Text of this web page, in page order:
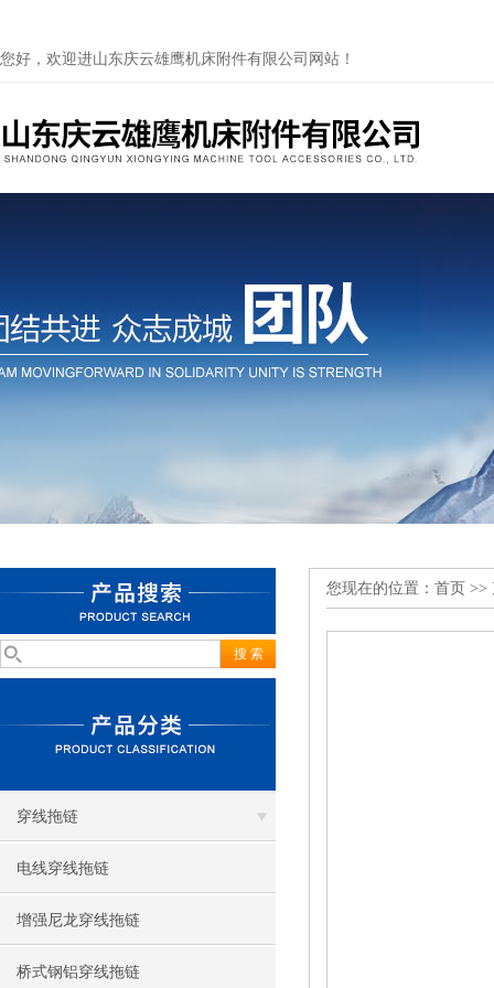
您好，欢迎进山东庆云雄鹰机床附件有限公司网站！
穿线拖链
电线穿线拖链
增强尼龙穿线拖链
桥式钢铝穿线拖链
您现在的位置： 首页 >>